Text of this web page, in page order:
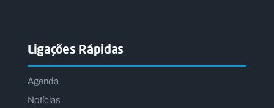
Ligações Rápidas
Agenda
Notícias